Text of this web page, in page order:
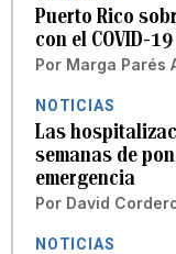
Puerto Rico
con el COVID-19
Por Marga Parés
NOTICIAS
Las
semanas de
emergencia
Por David
NOTICIAS